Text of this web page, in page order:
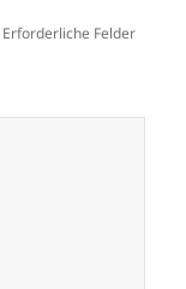
Erforderliche Felder